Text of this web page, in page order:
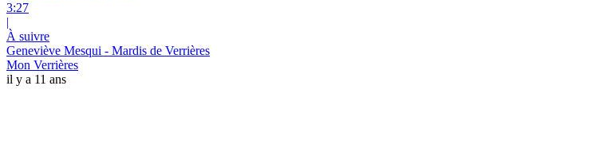
3:27
|
À suivre
Geneviève Mesqui - Mardis de Verrières
Mon Verrières
il y a 11 ans